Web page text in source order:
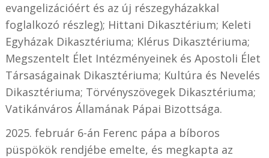
evangelizációért és az új részegyházakkal
foglalkozó részleg); Hittani Dikasztérium; Keleti
Egyházak Dikasztériuma; Klérus Dikasztériuma;
Megszentelt Élet Intézményeinek és Apostoli Élet
Társaságainak Dikasztériuma; Kultúra és Nevelés
Dikasztériuma; Törvényszövegek Dikasztériuma;
Vatikánváros Államának Pápai Bizottsága.
2025. február 6-án Ferenc pápa a bíboros
püspökök rendjébe emelte, és megkapta az